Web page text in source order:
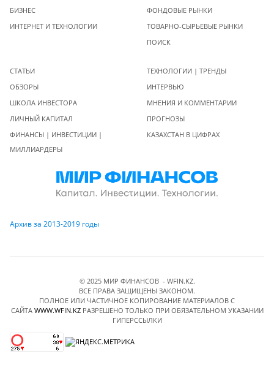
БИЗНЕС
ИНТЕРНЕТ И ТЕХНОЛОГИИ
ФОНДОВЫЕ РЫНКИ
ТОВАРНО-СЫРЬЕВЫЕ РЫНКИ
ПОИСК
СТАТЬИ
ОБЗОРЫ
ШКОЛА ИНВЕСТОРА
ЛИЧНЫЙ КАПИТАЛ
ФИНАНСЫ | ИНВЕСТИЦИИ |
МИЛЛИАРДЕРЫ
ТЕХНОЛОГИИ | ТРЕНДЫ
ИНТЕРВЬЮ
МНЕНИЯ И КОММЕНТАРИИ
ПРОГНОЗЫ
КАЗАХСТАН В ЦИФРАХ
Архив за 2013-2019 годы
© 2025 МИР ФИНАНСОВ - WFIN.KZ.
ВСЕ ПРАВА ЗАЩИЩЕНЫ ЗАКОНОМ.
ПОЛНОЕ ИЛИ ЧАСТИЧНОЕ КОПИРОВАНИЕ МАТЕРИАЛОВ C
САЙТА WWW.WFIN.KZРАЗРЕШЕНО ТОЛЬКО ПРИ ОБЯЗАТЕЛЬНОМ УКАЗАНИИ
ГИПЕРССЫЛКИ